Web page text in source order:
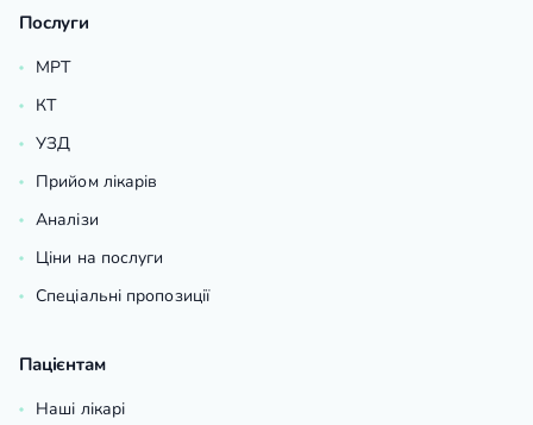
Послуги
МРТ
КТ
УЗД
Прийом лікарів
Аналізи
Ціни на послуги
Спеціальні пропозиції
Пацієнтам
Наші лікарі